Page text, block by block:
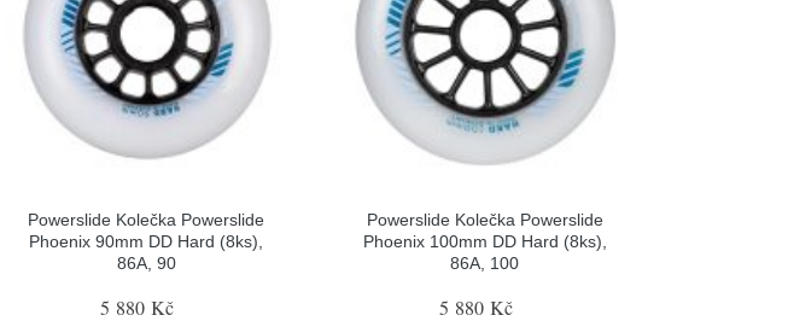
Powerslide Kolečka Powerslide
Phoenix 90mm DD Hard (8ks),
86A, 90
5 880 Kč
Powerslide Kolečka Powerslide
Phoenix 100mm DD Hard (8ks),
86A, 100
5 880 Kč